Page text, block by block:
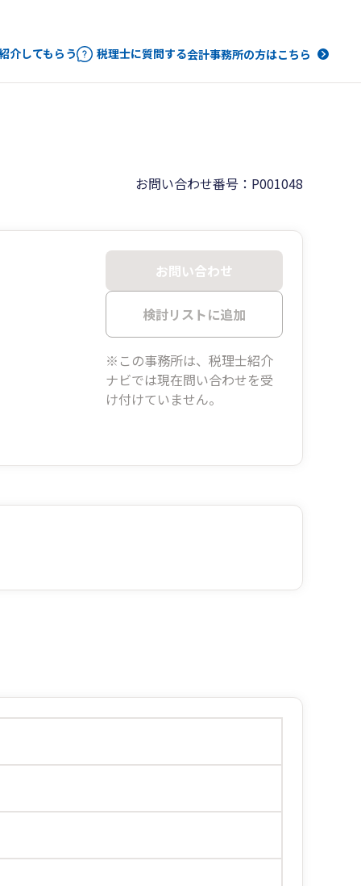
介してもらう 税理士に質問する会計事務所の方はこちら
お問い合わせ番号：P001048
お問い合わせ
検討リストに追加
※この事務所は、税理士紹介
ナビでは現在問い合わせを受
け付けていません。